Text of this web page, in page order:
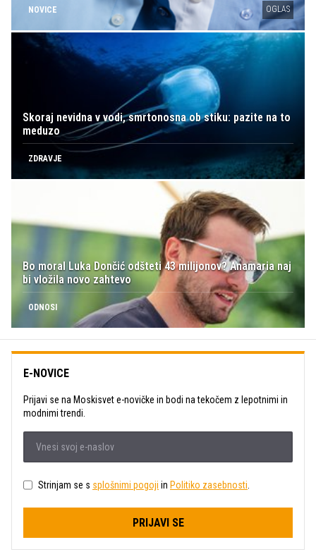
NOVICE OGLAS
Skoraj nevidna v vodi, smrtonosna ob stiku: pazite na to
meduzo
ZDRAVJE
Bo moral Luka Dončić odšteti 43 milijonov? Anamaria naj
bi vložila novo zahtevo
ODNOSI
E-NOVICE
Prijavi se na Moskisvet e-novičke in bodi na tekočem z lepotnimi in
modnimi trendi.
Strinjam se s splošnimi pogoji in Politiko zasebnosti
PRIJAVI SE